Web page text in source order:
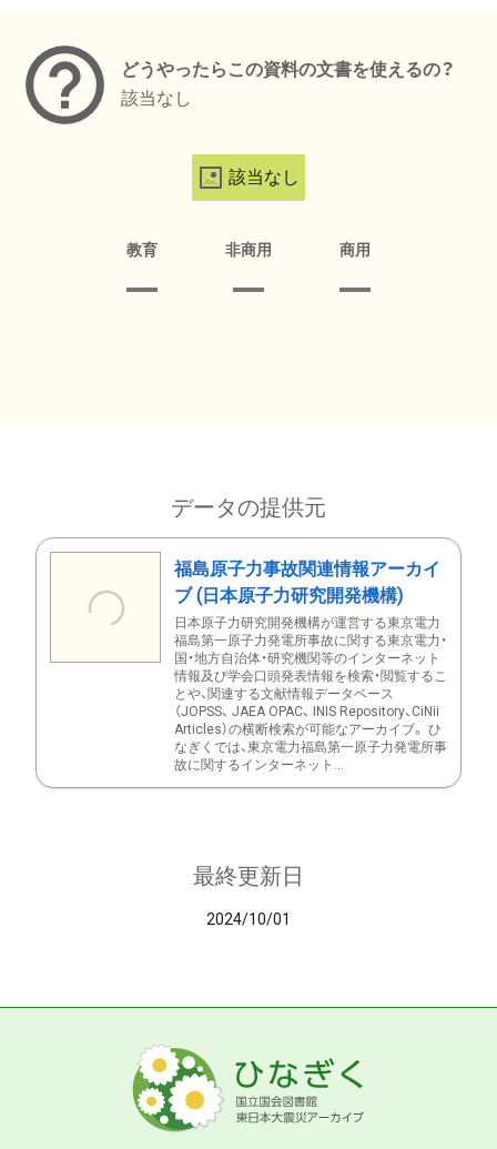
どうやったらこの資料の文書を使えるの？
該当なし
該当なし
教育 非商用 商用
データの提供元
福島原子力事故関連情報アーカイ
ブ (日本原子力研究開発機構)
日本原子力研究開発機構が運営する東京電力
福島第一原子力発電所事故に関する東京電力・
国・地方自治体・研究機関等のインターネット
情報及び学会口頭発表情報を検索・閲覧するこ
とや、関連する文献情報データベース
（JOPSS、 JAEA OPAC、 INIS Repository、CiNii
Articles）の横断検索が可能なアーカイブ。 ひ
なぎくでは、東京電力福島第一原子力発電所事
故に関するインターネット...
最終更新日
2024/10/01